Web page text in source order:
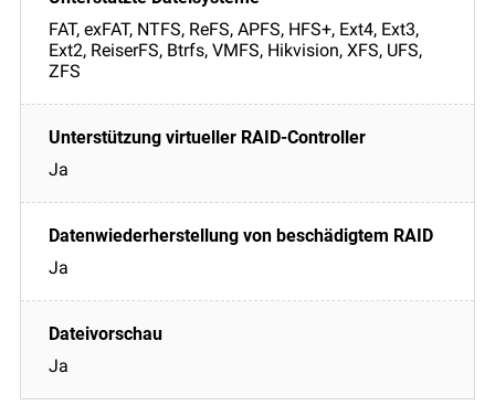
FAT, exFAT, NTFS, ReFS, APFS, HFS+, Ext4, Ext3,
Ext2, ReiserFS, Btrfs, VMFS, Hikvision, XFS, UFS,
ZFS
Ja
Ja
Ja